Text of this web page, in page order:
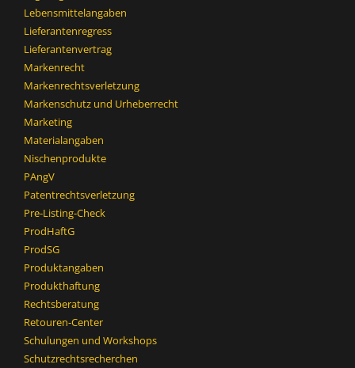
Lebensmittelangaben
Lieferantenregress
Lieferantenvertrag
Markenrecht
Markenrechtsverletzung
Markenschutz und Urheberrecht
Marketing
Materialangaben
Nischenprodukte
PAngV
Patentrechtsverletzung
Pre-Listing-Check
ProdHaftG
ProdSG
Produktangaben
Produkthaftung
Rechtsberatung
Retouren-Center
Schulungen und Workshops
Schutzrechtsrecherchen